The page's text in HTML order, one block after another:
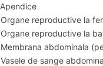
Apendice
Organe reproductive la
Organe reproductive la
Membrana abdominala
Vasele de sange